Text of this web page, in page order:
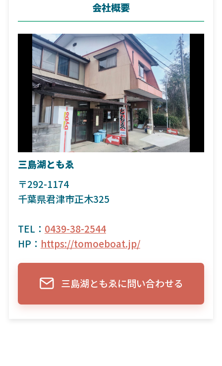
会社概要
三島湖ともゑ
〒292-1174
千葉県君津市正木325
TEL： 0439-38-2544
HP： https://tomoeboat.jp/
三島湖ともゑに問い合わせる